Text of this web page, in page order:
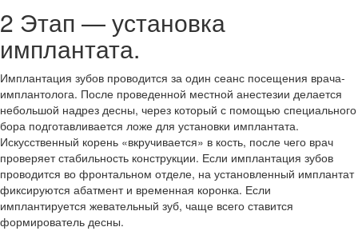
2 Этап — установка
имплантата.
Имплантация зубов проводится за один сеанс посещения врача-
имплантолога. После проведенной местной анестезии делается
небольшой надрез десны, через который с помощью специального
бора подготавливается ложе для установки имплантата.
Искусственный корень «вкручивается» в кость, после чего врач
проверяет стабильность конструкции. Если имплантация зубов
проводится во фронтальном отделе, на установленный имплантат
фиксируются абатмент и временная коронка. Если
имплантируется жевательный зуб, чаще всего ставится
формирователь десны.